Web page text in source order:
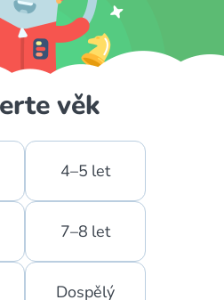
věk
4–5 let
7–8 let
Dospělý